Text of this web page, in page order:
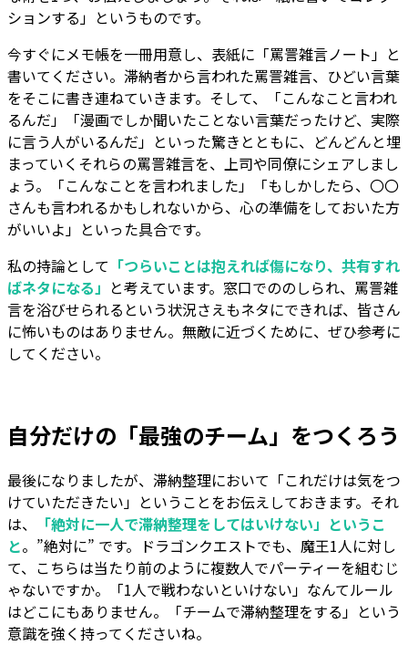
ションする」というものです。
今すぐにメモ帳を一冊用意し、表紙に「罵詈雑言ノート」と
書いてください。滞納者から言われた罵詈雑言、ひどい言葉
をそこに書き連ねていきます。そして、「こんなこと言われ
るんだ」「漫画でしか聞いたことない言葉だったけど、実際
に言う人がいるんだ」といった驚きとともに、どんどんと埋
まっていくそれらの罵詈雑言を、上司や同僚にシェアしまし
ょう。「こんなことを言われました」「もしかしたら、〇〇
さんも言われるかもしれないから、心の準備をしておいた方
がいいよ」といった具合です。
私の持論として 「つらいことは抱えれば傷になり、共有すれ
ばネタになる」 と考えています。窓口でののしられ、罵詈雑
言を浴びせられるという状況さえもネタにできれば、皆さん
に怖いものはありません。無敵に近づくために、ぜひ参考に
してください。
自分だけの「最強のチーム」をつくろう
最後になりましたが、滞納整理において「これだけは気をつ
けていただきたい」ということをお伝えしておきます。それ
は、
「絶対に一人で滞納整理をしてはいけない」というこ
と。”絶対に” です。ドラゴンクエストでも、魔王1人に対し
て、こちらは当たり前のように複数人でパーティーを組むじ
ゃないですか。「1人で戦わないといけない」なんてルール
はどこにもありません。「チームで滞納整理をする」という
意識を強く持ってくださいね。